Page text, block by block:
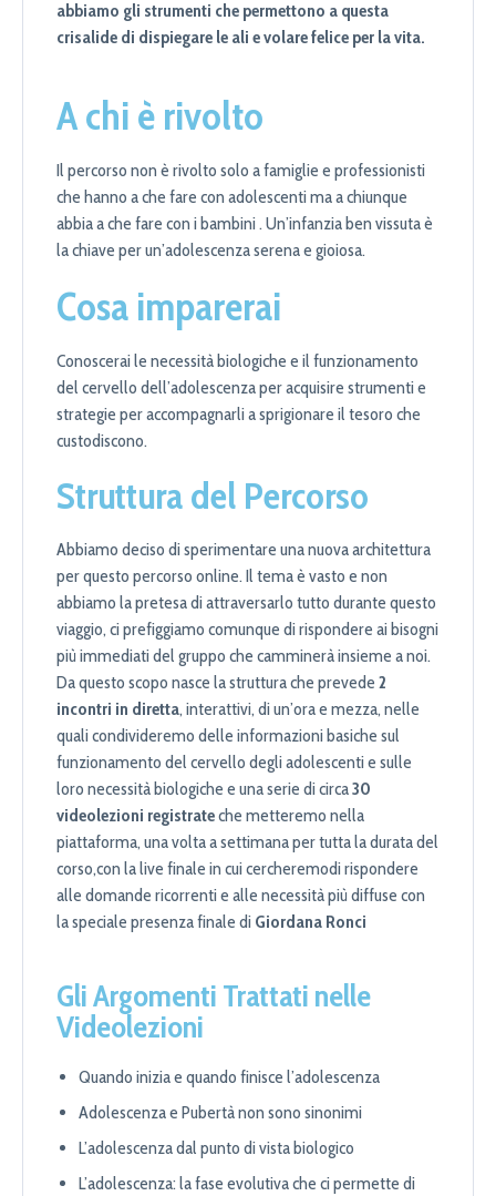
abbiamo gli strumenti che permettono a questa
crisalide di dispiegare le ali e volare felice per la vita.
A chi è rivolto
Il percorso non è rivolto solo a famiglie e professionisti
che hanno a che fare con adolescenti ma a chiunque
abbia a che fare con i bambini . Un’infanzia ben vissuta è
la chiave per un’adolescenza serena e gioiosa.
Cosa imparerai
Conoscerai le necessità biologiche e il funzionamento
del cervello dell’adolescenza per acquisire strumenti e
strategie per accompagnarli a sprigionare il tesoro che
custodiscono.
Struttura del Percorso
Abbiamo deciso di sperimentare una nuova architettura
per questo percorso online. Il tema è vasto e non
abbiamo la pretesa di attraversarlo tutto durante questo
viaggio, ci prefiggiamo comunque di rispondere ai bisogni
più immediati del gruppo che camminerà insieme a noi.
Da questo scopo nasce la struttura che prevede 2
incontri in diretta, interattivi, di un’ora e mezza, nelle
quali condivideremo delle informazioni basiche sul
funzionamento del cervello degli adolescenti e sulle
loro necessità biologiche e una serie di circa30
videolezioni registrateche metteremo nella
piattaforma, una volta a settimana per tutta la durata del
corso,con la live finale in cui cercheremodi rispondere
alle domande ricorrenti e alle necessità più diffuse con
la speciale presenza finale di Giordana Ronci
Gli Argomenti Trattati nelle
Videolezioni
Quando inizia e quando finisce l’adolescenza
Adolescenza e Pubertà non sono sinonimi
L’adolescenza dal punto di vista biologico
L’adolescenza: la fase evolutiva che ci permette di